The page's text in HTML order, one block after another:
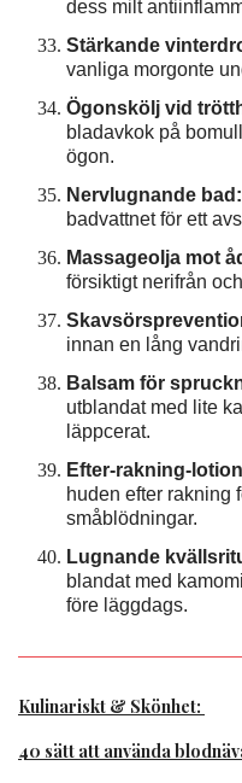
dess milt
Stärkande
vanliga morgonte
Ögonskölj vid
bladavkok på
ögon.
Nervlugnande bad:
badvattnet för ett
Massageolja mot
försiktigt nerifrån
innan en lång
Balsam för
utblandat med lite
läppcerat.
Efter-rakning-
huden efter rakning
småblödningar.
Lugnande
blandat med
före läggdags.
Kulinariskt & Skönhet:
40 sätt att använda